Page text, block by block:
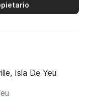
Isla De Yeu